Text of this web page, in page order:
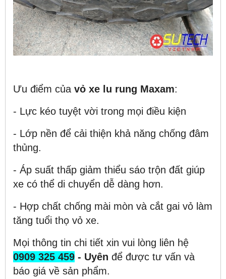
Ưu điểm của vỏ xe lu rung Maxam:
- Lực kéo tuyệt vời trong mọi điều kiện
- Lớp nền để cải thiện khả năng chống đâm
thủng.
- Áp suất thấp giảm thiểu sáo trộn đất giúp
xe có thể di chuyển dễ dàng hơn.
- Hợp chất chống mài mòn và cắt gai vỏ làm
tăng tuổi thọ vỏ xe.
Mọi thông tin chi tiết xin vui lòng liên hệ
0909 325 459 - Uyên để được tư vấn và
báo giá về sản phẩm.